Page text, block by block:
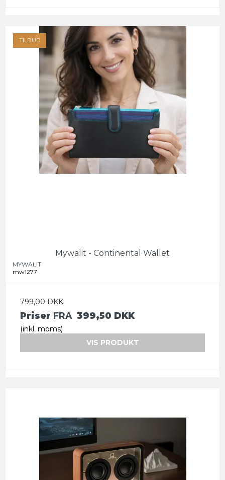
TILBUD
Mywalit - Continental Wallet
MYWALIT
mw1277
799,00 DKK
Priser FRA 399,50 DKK
(inkl. moms)
VIS PRODUKT